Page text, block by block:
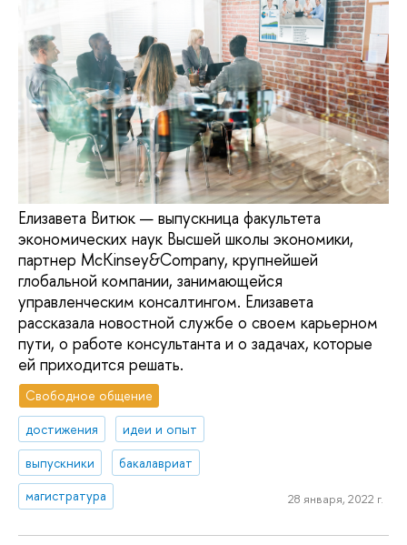
Елизавета Витюк — выпускница факультета
экономических наук Высшей школы экономики,
партнер McKinsey&Company, крупнейшей
глобальной компании, занимающейся
управленческим консалтингом. Елизавета
рассказала новостной службе о своем карьерном
пути, о работе консультанта и о задачах, которые
ей приходится решать.
Свободное общение
достижения
идеи и опыт
выпускники
бакалавриат
магистратура
28 января, 2022 г.